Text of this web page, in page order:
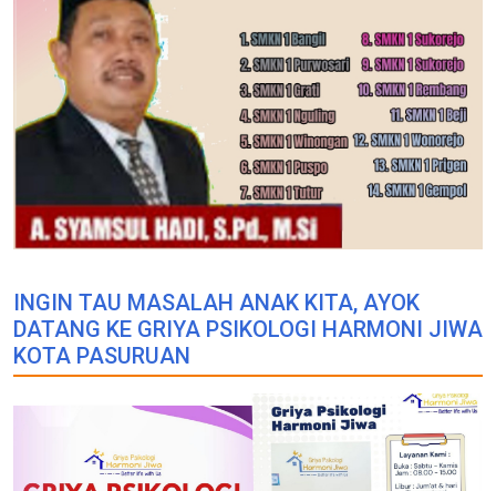
INGIN TAU MASALAH ANAK KITA, AYOK
DATANG KE GRIYA PSIKOLOGI HARMONI JIWA
KOTA PASURUAN